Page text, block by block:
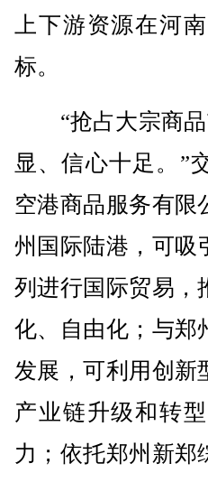
上下游资源在河
标。
“抢占大宗商品
显、信心十足。
空港商品服务有限
州国际陆港，可吸
列进行国际贸易，
化、自由化；与郑
发展，可利用创新
产业链升级和转
力；依托郑州新郑